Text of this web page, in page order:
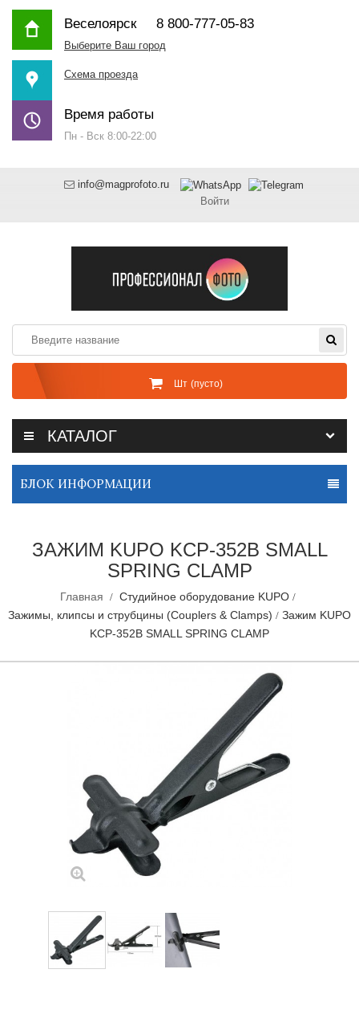
Веселоярск8 800-777-05-83
Выберите Ваш город
Схема проезда
Время работы
Пн - Вск 8:00-22:00
info@magprofoto.ru
Войти
Шт (пусто)
КАТАЛОГ
БЛОК ИНФОРМАЦИИ
ЗАЖИМ KUPO KCP-352B SMALL
SPRING CLAMP
Главная
Студийное оборудование KUPO
Зажимы, клипсы и струбцины (Couplers & Clamps)
Зажим KUPO
KCP-352B SMALL SPRING CLAMP